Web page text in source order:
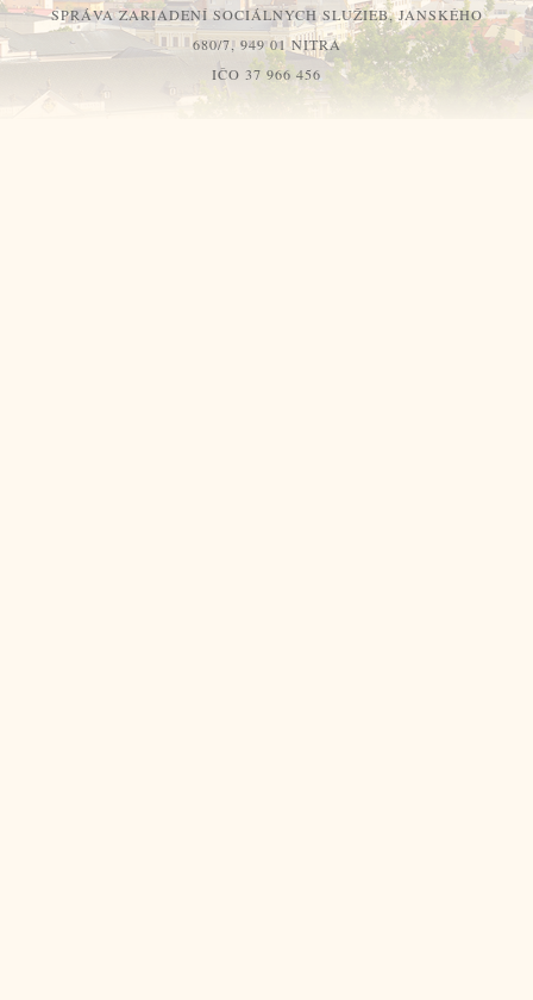
SPRÁVA ZARIADENÍ SOCIÁLNYCH SLUŽIEB, JANSKÉHO
680/7, 949 01 NITRA
IČO 37 966 456